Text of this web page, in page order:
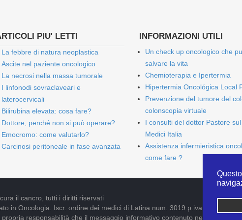
PIU' LETTI
La febbre di natura neoplastica
Ascite nel paziente oncologico
La necrosi nella massa tumorale
I linfonodi sovraclaveari e
laterocervicali
Bilirubina elevata: cosa fare?
Dottore, perché non si può operare?
Emocromo: come valutarlo?
Carcinosi peritoneale in fase avanzata
INFORMAZIONI UTILI
Un check up oncologico che
salvare la vita
Chemioterapia e Ipertermia
Hipertermia Oncológica Local
Prevenzione del tumore del
colonscopia virtuale
I consulti del dottor Pastore
Medici Italia
Assistenza infermieristica
come fare ?
il cancro, tutti i diritti riservati
in Oncologia. Iscr. ordine dei medici di Latina num. 3019 p.iva
responsabilità che il messaggio informativo contenuto nel presente